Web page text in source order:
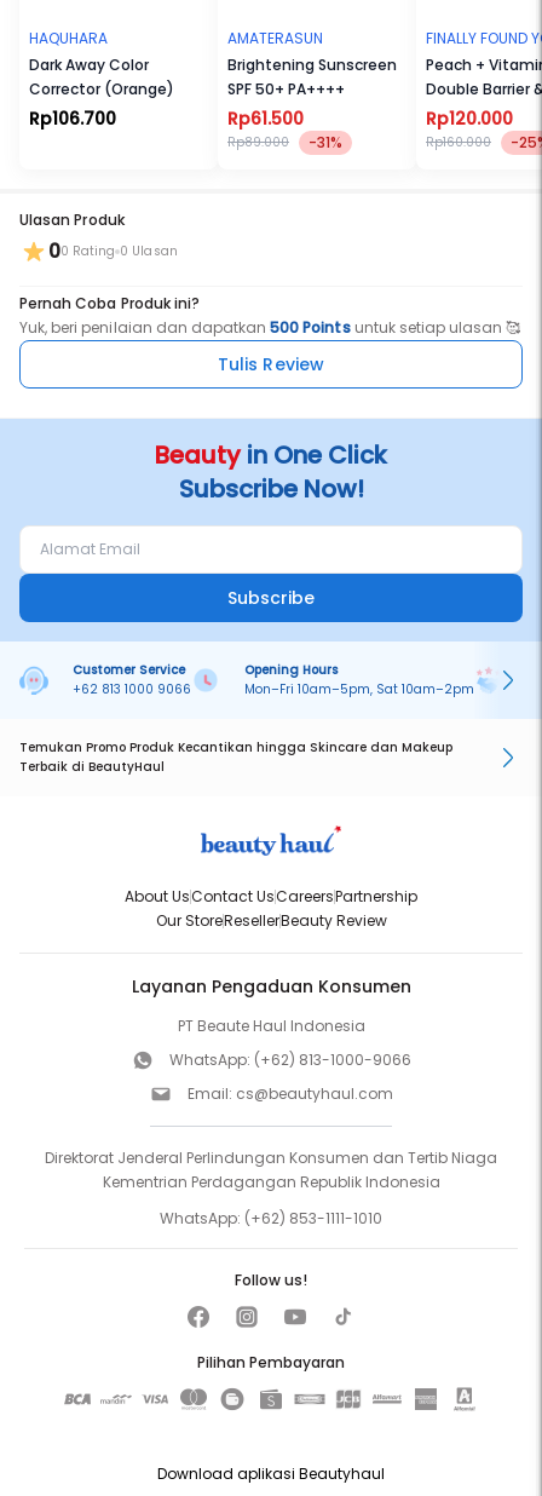
tampilan yang lebih halus dan muda.
HAQUHARA
Dark Away Color
Corrector (Orange)
Rp106.700
AMATERASUN
Brightening Sunscreen
SPF 50+ PA++++
Rp61.500
Rp89.000 -31%
FINALLY FOUND
Peach +
Double Barrier
Calming Serum
Rp120.000
Rp160.000 -
Ulasan Produk
00 Rating 0 Ulasan
Pernah Coba Produk ini?
Yuk, beri penilaian dan dapatkan500 Pointsuntuk setiap ulasan 🥰
Tulis Review
Beautyin One Click
Subscribe Now!
Subscribe
Customer Service
+62 813 1000 9066
Opening Hours
Mon–Fri 10am–5pm, Sat 10am–2pm
Temukan Promo Produk Kecantikan hingga Skincare dan Makeup
Terbaik di BeautyHaul
About UsContact UsCareersPartnership
Our StoreResellerBeauty Review
Layanan Pengaduan Konsumen
PT Beaute Haul Indonesia
WhatsApp: (+62) 813-1000-9066
Email: cs@beautyhaul.com
Direktorat Jenderal Perlindungan Konsumen dan Tertib Niaga
Kementrian Perdagangan Republik Indonesia
WhatsApp: (+62) 853-1111-1010
Pilihan Pembayaran
Follow us!
Download aplikasi Beautyhaul